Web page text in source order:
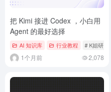
把 Kimi 接进 Codex ，小白用
Agent 的最好选择
AI 知识库 行业教程 # K姐研究社
1个月前 2,078